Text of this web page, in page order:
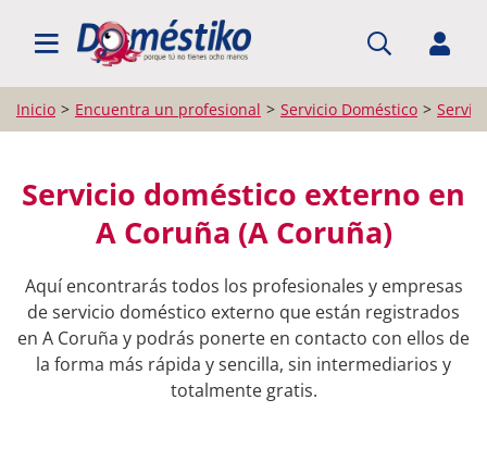
BUSCAR PROFESIONALES
Inicio Encuentra un profesional Servicio Doméstico
Servicio doméstico externo en
A Coruña (A Coruña)
Aquí encontrarás todos los profesionales y empresas
de servicio doméstico externo que están registrados
en A Coruña y podrás ponerte en contacto con ellos de
la forma más rápida y sencilla, sin intermediarios y
totalmente gratis.